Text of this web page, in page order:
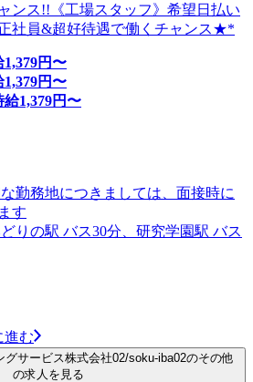
ンス!!《工場スタッフ》希望日払い
社員&超好待遇で働くチャンス★*
1,379円〜
1,379円〜
給1,379円〜
勤務地につきましては、面接時に
す
りの駅 バス30分、研究学園駅 バス
進む
グサービス株式会社02/soku-iba02のその他
の求人を見る